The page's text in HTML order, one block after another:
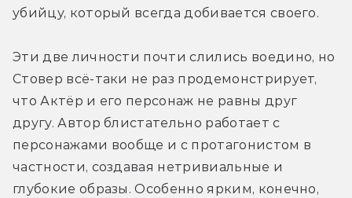
убийцу, который всегда добивается своего.
Эти две личности почти слились воедино, но
Стовер всё-таки не раз продемонстрирует,
что Актёр и его персонаж не равны друг
другу. Автор блистательно работает с
персонажами вообще и с протагонистом в
частности, создавая нетривиальные и
глубокие образы. Особенно ярким, конечно,